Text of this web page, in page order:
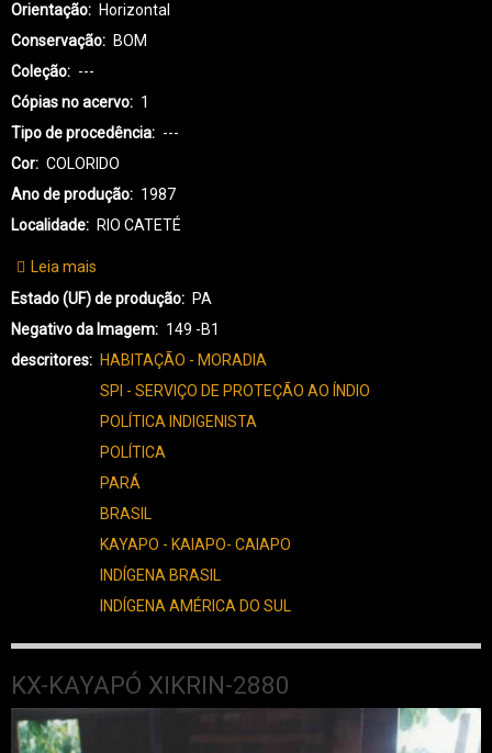
Orientação
Horizontal
Conservação
BOM
Coleção
---
Cópias no acervo
1
Tipo de procedência
---
Cor
COLORIDO
Ano de produção
1987
Localidade
RIO CATETÉ
Leia mais
KX-
KAYAPÓ
XIKRIN-
3148
Estado (UF) de produção
PA
Negativo da Imagem
149 -B1
descritores
HABITAÇÃO - MORADIA
SPI - SERVIÇO DE PROTEÇÃO AO ÍNDIO
POLÍTICA INDIGENISTA
POLÍTICA
PARÁ
BRASIL
KAYAPO - KAIAPO- CAIAPO
INDÍGENA BRASIL
INDÍGENA AMÉRICA DO SUL
KX-KAYAPÓ XIKRIN-2880